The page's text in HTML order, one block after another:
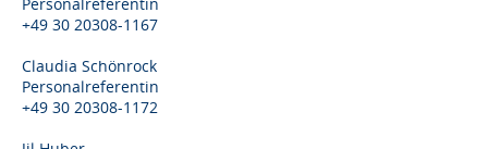
+49 30 20308-1167
Claudia Schönrock
Personalreferentin
+49 30 20308-1172